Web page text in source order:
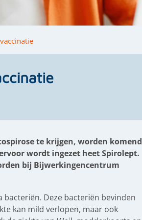
te krijgen, worden komend
wordt ingezet heet Spirolept.
bij Bijwerkingencentrum
Deze bacteriën bevinden
kan mild verlopen, maar ook